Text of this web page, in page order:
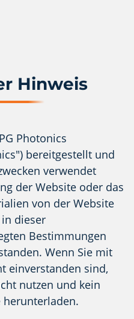
Hinweis
Photonics
bereitgestellt und
verwendet
der Website oder das
von der Website
dieser
Bestimmungen
Wenn Sie mit
einverstanden sind,
nutzen und kein
herunterladen.